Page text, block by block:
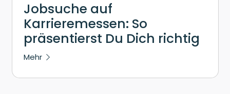
Jobsuche auf
Karrieremessen: So
präsentierst Du Dich richtig
Mehr